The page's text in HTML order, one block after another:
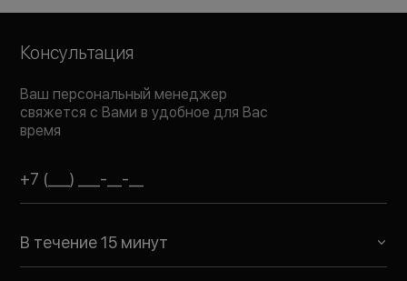
Консультация
Ваш персональный менеджер
свяжется с Вами в удобное для Вас
время
В течение 15 минут